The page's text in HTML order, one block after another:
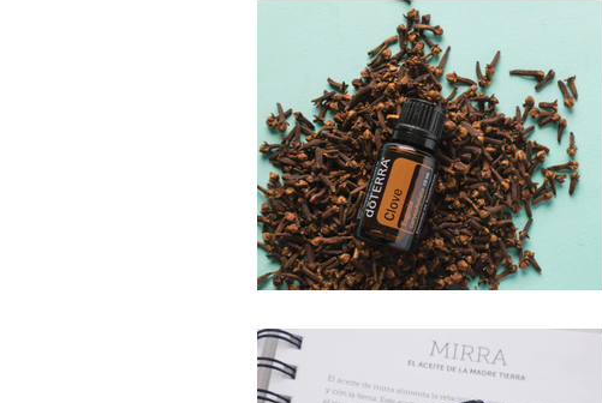
Mindfulliving Minimalismo
Bioneurocoaching Meditación